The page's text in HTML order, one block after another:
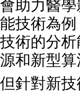
會助力醫
能技術為
技術的分
源和新型
但針對新